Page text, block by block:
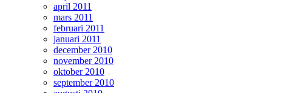
april 2011
mars 2011
februari 2011
januari 2011
december 2010
november 2010
oktober 2010
september 2010